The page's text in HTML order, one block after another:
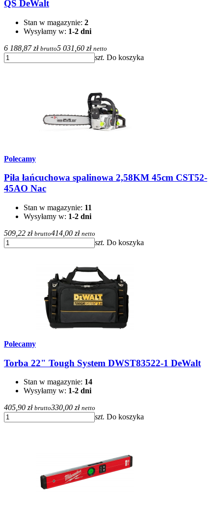
QS DeWalt
Stan w magazynie: 2
Wysyłamy w: 1-2 dni
6 188,87 zł brutto5 031,60 zł netto
szt. Do koszyka
Polecamy
Piła łańcuchowa spalinowa 2,58KM 45cm CST52-
45AO Nac
Stan w magazynie: 11
Wysyłamy w: 1-2 dni
509,22 zł brutto414,00 zł netto
szt. Do koszyka
Polecamy
Torba 22" Tough System DWST83522-1 DeWalt
Stan w magazynie: 14
Wysyłamy w: 1-2 dni
405,90 zł brutto330,00 zł netto
szt. Do koszyka